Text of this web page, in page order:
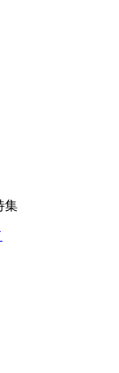
集